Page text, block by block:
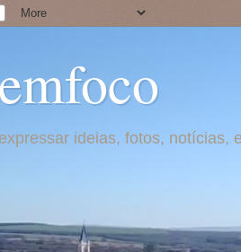
ideias, fotos,